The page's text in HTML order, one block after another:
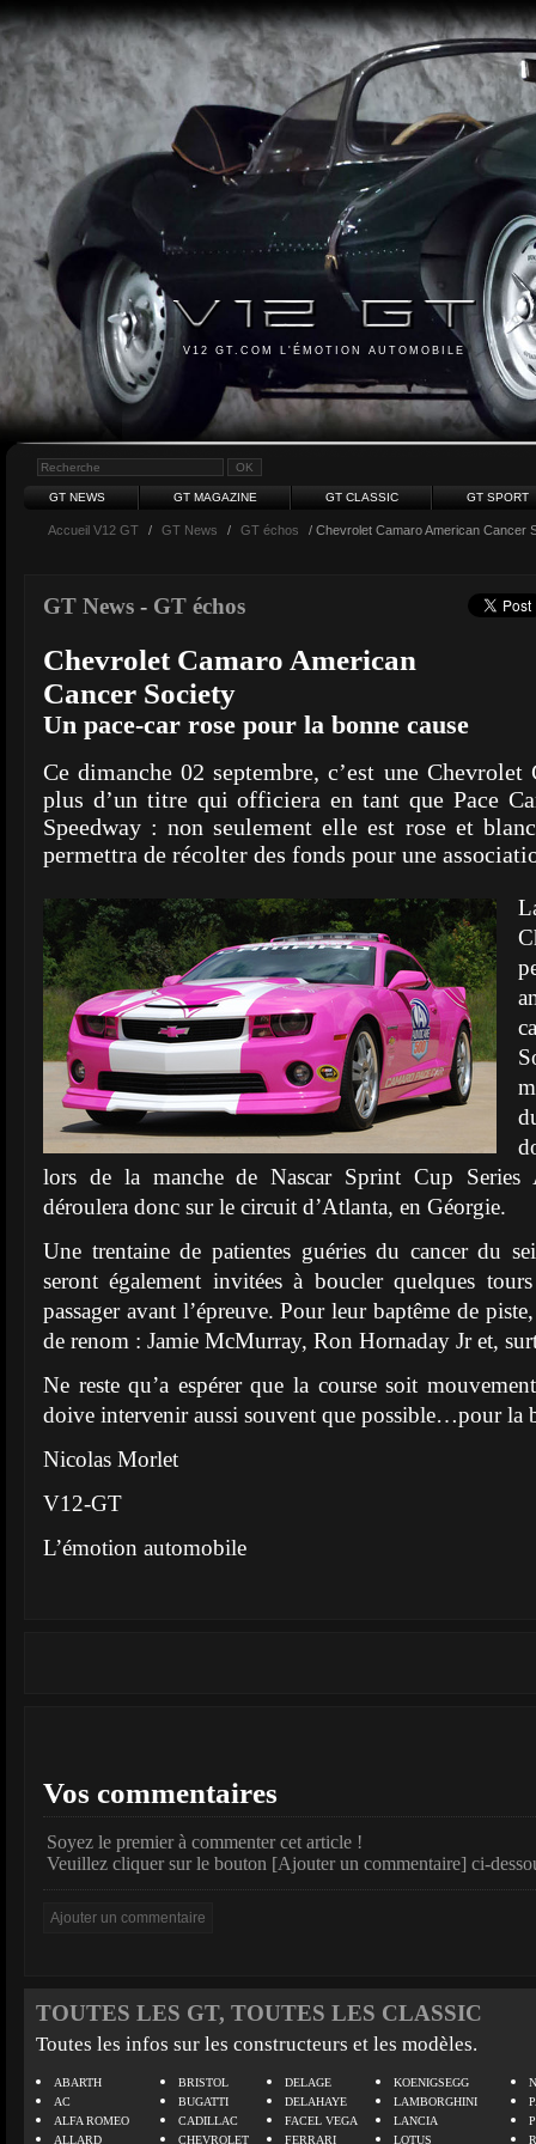
V12 GT.COM L'ÉMOTION AUTOMOBILE
GT NEWS GT MAGAZINE GT CLASSIC GT SPORT
Accueil V12 GT / GT News / GT échos / Chevrolet Camaro American Cancer
GT News - GT échos
Chevrolet Camaro American
Cancer Society
Un pace-car rose pour la bonne cause
Ce dimanche 02 septembre, c’est une Chevrolet
plus d’un titre qui officiera en tant que Pace
Speedway : non seulement elle est rose et
permettra de récolter des fonds pour une
lors de la manche de Nascar Sprint Cup Series
déroulera donc sur le circuit d’Atlanta, en Géorgie.
Une trentaine de patientes guéries du cancer du
seront également invitées à boucler quelques
passager avant l’épreuve. Pour leur baptême de
de renom : Jamie McMurray, Ron Hornaday Jr et,
Ne reste qu’a espérer que la course soit
doive intervenir aussi souvent que possible…pour la
Nicolas Morlet
V12-GT
L’émotion automobile
Vos commentaires
Soyez le premier à commenter cet article !
Veuillez cliquer sur le bouton [Ajouter un commentaire] ci-
TOUTES LES GT, TOUTES LES CLASSIC
Toutes les infos sur les constructeurs et les modèles.
ABARTH
AC
ALFA ROMEO
ALLARD
BRISTOL
BUGATTI
CADILLAC
CHEVROLET
DELAGE
DELAHAYE
FACEL VEGA
FERRARI
KOENIGSEGG
LAMBORGHINI
LANCIA
LOTUS